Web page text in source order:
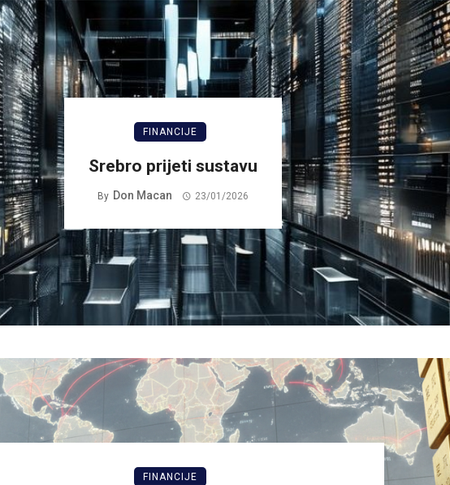
FINANCIJE
Srebro prijeti sustavu
By Don Macan 23/01/2026
FINANCIJE